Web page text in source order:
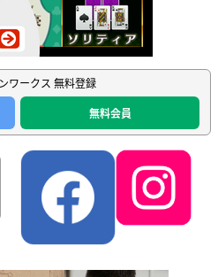
ワークス 無料登録
無料会員